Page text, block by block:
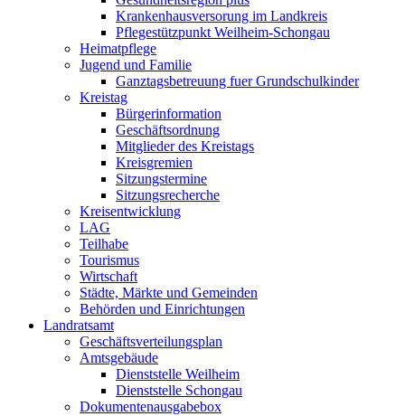
Krankenhausversorung im Landkreis
Pflegestützpunkt Weilheim-Schongau
Heimatpflege
Jugend und Familie
Ganztagsbetreuung fuer Grundschulkinder
Kreistag
Bürgerinformation
Geschäftsordnung
Mitglieder des Kreistags
Kreisgremien
Sitzungstermine
Sitzungsrecherche
Kreisentwicklung
LAG
Teilhabe
Tourismus
Wirtschaft
Städte, Märkte und Gemeinden
Behörden und Einrichtungen
Landratsamt
Geschäftsverteilungsplan
Amtsgebäude
Dienststelle Weilheim
Dienststelle Schongau
Dokumentenausgabebox